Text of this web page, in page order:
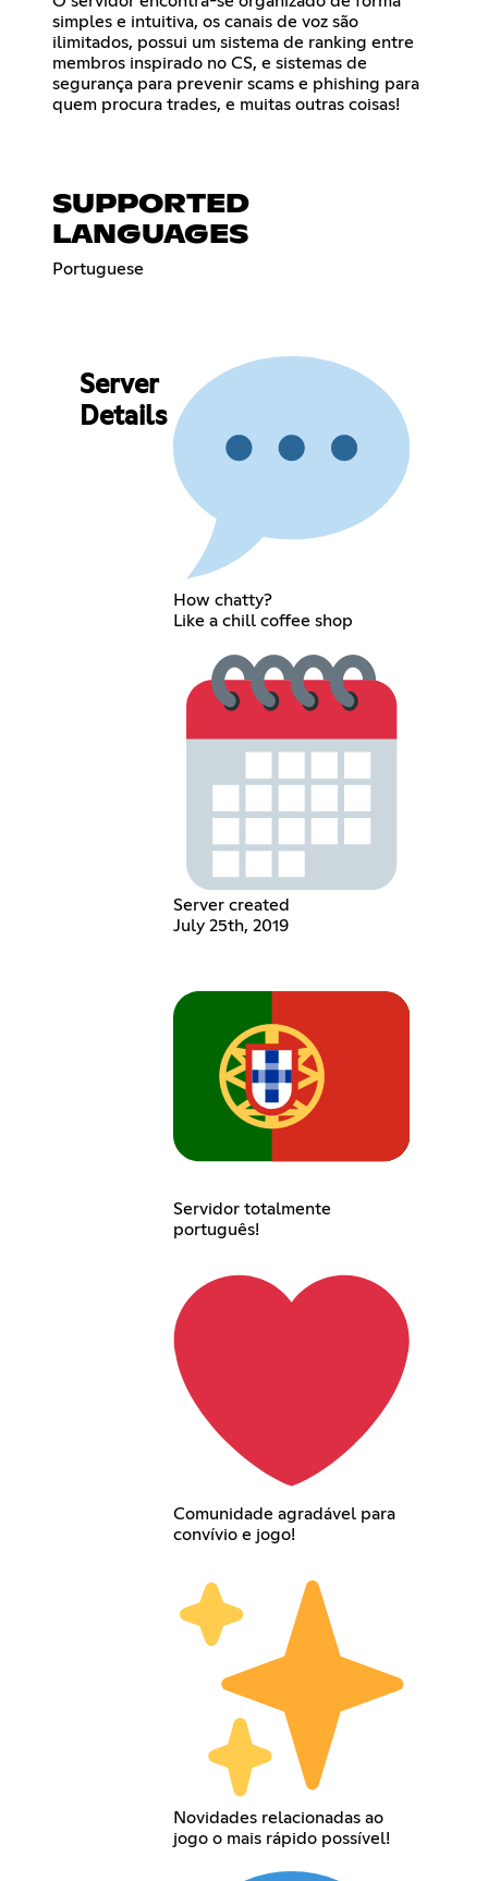
simples e intuitiva, os canais de voz são
ilimitados, possui um sistema de ranking entre
membros inspirado no CS, e sistemas de
segurança para prevenir scams e phishing para
quem procura trades, e muitas outras coisas!
SUPPORTED
LANGUAGES
Portuguese
Server
Details
How chatty?
Like a chill coffee shop
Server created
July 25th, 2019
Servidor totalmente
português!
Comunidade agradável para
convívio e jogo!
Novidades relacionadas ao
jogo o mais rápido possível!